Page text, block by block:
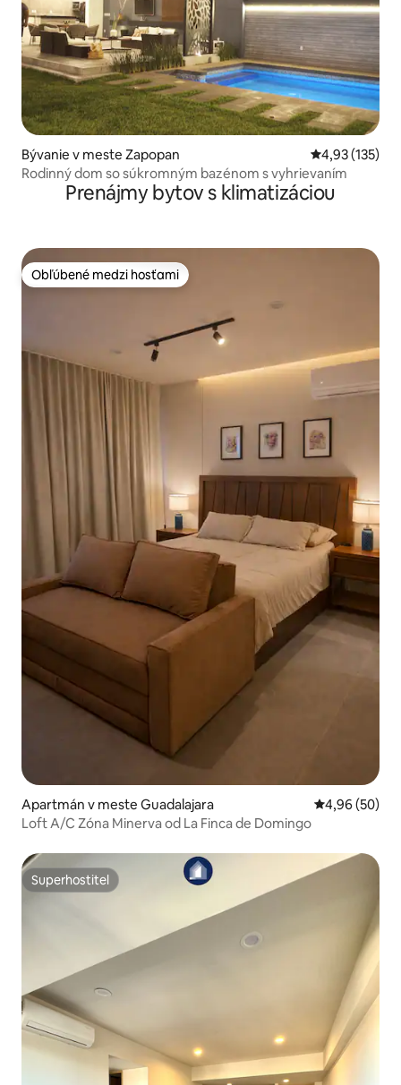
Bývanie v meste Zapopan Priemerné
4,93 (135)
Rodinný dom so súkromným bazénom s vyhrievaním
Prenájmy bytov s klimatizáciou
Obľúbené medzi hosťami
Obľúbené medzi hosťami
Apartmán v meste Guadalajara Priemerné
4,96 (50)
Loft A/C Zóna Minerva od La Finca de Domingo
Superhostiteľ
Superhostiteľ